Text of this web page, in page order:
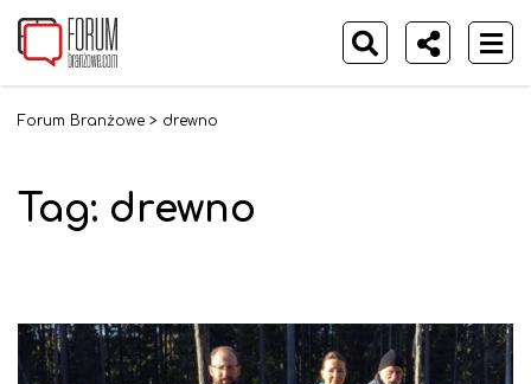
Forum Branżowe > drewno
Tag: drewno